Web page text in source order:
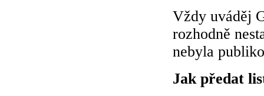
Vždy uváděj
rozhodně
nebyla
Jak předat